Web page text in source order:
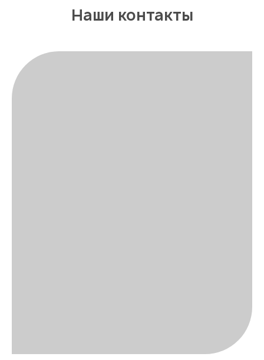
Наши контакты